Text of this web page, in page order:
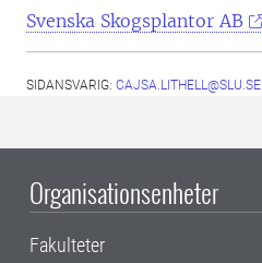
Svenska Skogsplantor AB
SIDANSVARIG: CAJSA.LITHELL@SLU.SE
Organisationsenheter
Fakulteter